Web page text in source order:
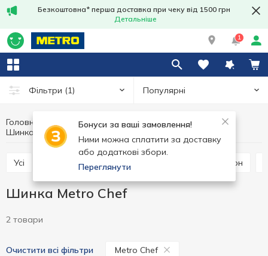
Безкоштовна* перша доставка при чеку від 1500 грн
Детальніше
1
Фільтри (1) Популярні
Бонуси за ваші замовлення!
Ними можна сплатити за доставку
або додаткові збори.
Переглянути
Головна М'ясо та ковбасні вироби
М'ясні вироби
Шинка
Шинка Metro Chef
Усі Бекон
Шинка Metro Chef
2 товари
Очистити всі фільтри Metro Chef